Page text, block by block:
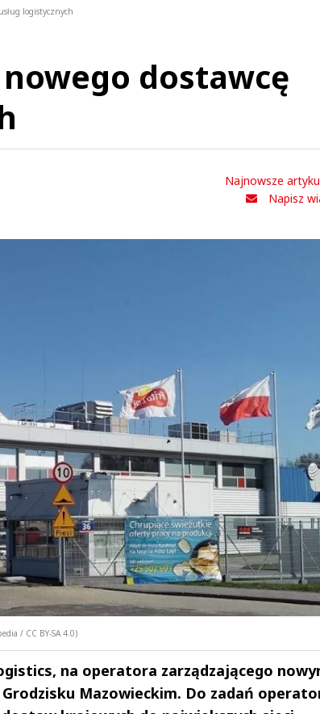
logistycznych
dostawcę
Najnowsze
Napisz
/ CC BY-SA 4.0)
na operatora zarządzającego
Mazowieckim. Do zadań